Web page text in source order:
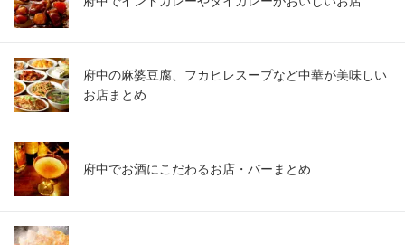
府中の麻婆豆腐、フカヒレスープなど中華が美味しい
お店まとめ
府中でお酒にこだわるお店・バーまとめ